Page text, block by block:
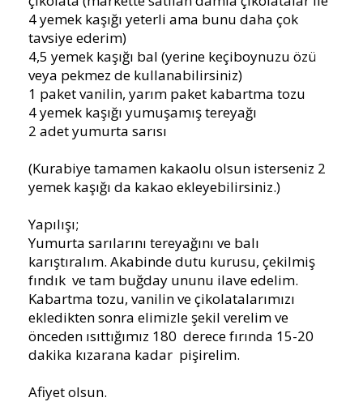
4 yemek kaşığı yeterli ama bunu daha çok
tavsiye ederim)
4,5 yemek kaşığı bal (yerine keçiboynuzu özü
veya pekmez de kullanabilirsiniz)
1 paket vanilin, yarım paket kabartma tozu
4 yemek kaşığı yumuşamış tereyağı
2 adet yumurta sarısı
(Kurabiye tamamen kakaolu olsun isterseniz 2
yemek kaşığı da kakao ekleyebilirsiniz.)
Yapılışı;
Yumurta sarılarını tereyağını ve balı
karıştıralım. Akabinde dutu kurusu, çekilmiş
fındık ve tam buğday ununu ilave edelim.
Kabartma tozu, vanilin ve çikolatalarımızı
ekledikten sonra elimizle şekil verelim ve
önceden ısıttığımız 180 derece fırında 15-20
dakika kızarana kadar pişirelim.
Afiyet olsun.